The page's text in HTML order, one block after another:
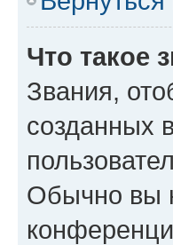
Что такое
Звания,
созданных
Обычно вы